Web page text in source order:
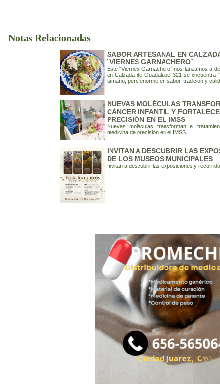
Notas Relacionadas
SABOR ARTESANAL EN
¨VIERNES GARNACHERO¨
Este “Viernes Garnachero” nos lanzamos a
en Calzada de Guadalupe 321 se encuentra
tamaño, pero enorme en sabor, tradición y
NUEVAS MOLÉCULAS
CÁNCER INFANTIL Y
PRECISIÓN EN EL IMSS
Nuevas moléculas transforman el
medicina de precisión en el IMSS
INVITAN A DESCUBRIR LAS
DE LOS MUSEOS MUNICIPALES
Invitan a descubrir las exposiciones y